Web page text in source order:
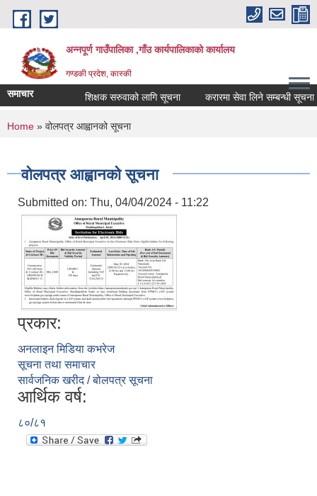
Skip to main content
अन्नपूर्ण गाउँपालिका ,गाँउ कार्यपालिकाको कार्यालय
गण्डकी प्रदेश, कास्की
समाचार शिक्षक सरुवाको लागि सूचना करारमा सेवा लिने सम्बन्धी सूचना ।
You are here
Home » वोलपत्र आह्वानको सूचना
वोलपत्र आह्वानको सूचना
Submitted on: Thu, 04/04/2024 - 11:22
प्रकार:
अनलाइन मिडिया कभरेज
सूचना तथा समाचार
सार्वजनिक खरीद / बोलपत्र सूचना
आर्थिक वर्ष:
८०/८१